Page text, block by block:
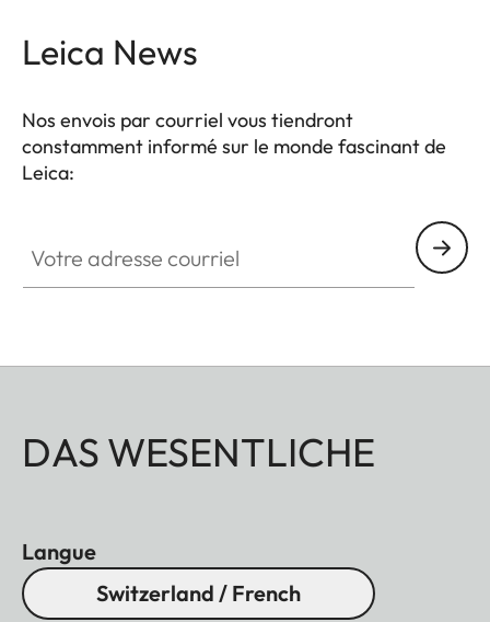
Leica News
Nos envois par courriel vous tiendront
constamment informé sur le monde fascinant de
Leica:
DAS WESENTLICHE
Langue
Switzerland / French